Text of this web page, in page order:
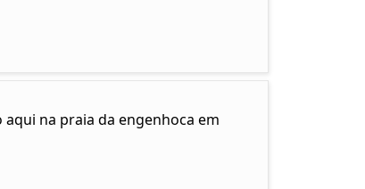
na praia da engenhoca em